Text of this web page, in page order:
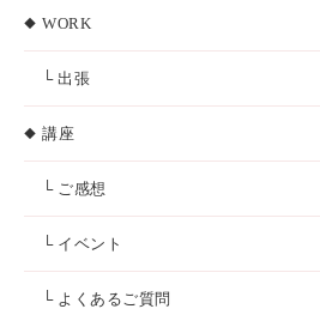
WORK
└ 出張
講座
└ ご感想
└ イベント
└ よくあるご質問